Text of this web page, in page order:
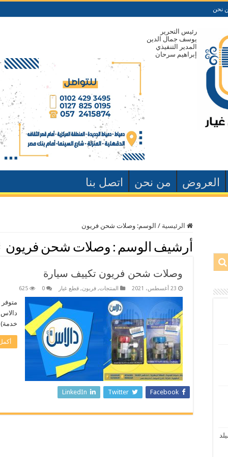
نحن
رئيس التحرير
يوسف جمال الدين
المدير التنفيذي
إبراهيم سرحان
العروض من نحن اتصل بنا
الرئيسية / الوسم: وصلات شحن فريون
أرشيف الوسم : وصلات شحن فريون
وصلات شحن فريون تكييف سيارة
23 أغسطس، 2021 المنتجات, فريون, قطع غيار 0
625
خدمة)
Facebook
Twitter
LinkedIn